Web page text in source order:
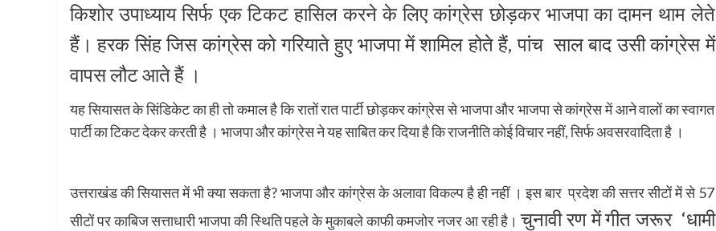
किशोर उपाध्याय सिर्फ एक टिकट हासिल करने के लिए कांग्रेस छोड़कर भाजपा का दामन थाम लेते
हैं। हरक सिंह जिस कांग्रेस को गरियाते हुए भाजपा में शामिल होते हैं, पांच साल बाद उसी कांग्रेस में
वापस लौट आते हैं ।
यह सियासत के सिंडिकेट का ही तो कमाल है कि रातों रात पार्टी छोड़कर कांग्रेस से भाजपा और भाजपा से कांग्रेस में आने वालों का स्वागत
पार्टी का टिकट देकर करती है । भाजपा और कांग्रेस ने यह साबित कर दिया है कि राजनीति कोई विचार नहीं, सिर्फ अवसरवादिता है ।
उत्तराखंड की सियासत में भी क्या सकता है? भाजपा और कांग्रेस के अलावा विकल्प है ही नहीं । इस बार प्रदेश की सत्तर सीटों में से 57
सीटों पर काबिज सत्ताधारी भाजपा की स्थिति पहले के मुकाबले काफी कमजोर नजर आ रही है।चुनावी रण में गीत जरूर ‘धामी